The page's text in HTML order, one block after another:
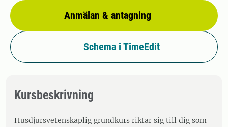
Anmälan & antagning
Schema i TimeEdit
Kursbeskrivning
Husdjursvetenskaplig grundkurs riktar sig till dig som